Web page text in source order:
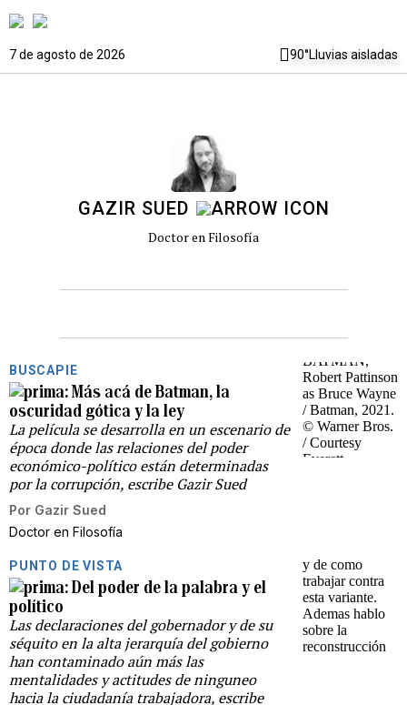
7 de agosto de 2026 90°Lluvias aisladas
GAZIR SUED
Doctor en Filosofía
BUSCAPIE
Más acá de Batman, la
oscuridad gótica y la ley
La película se desarrolla en un escenario de
época donde las relaciones del poder
económico-político están determinadas
por la corrupción, escribe Gazir Sued
Por Gazir Sued
Doctor en Filosofía
PUNTO DE VISTA
Del poder de la palabra y el
político
Las declaraciones del gobernador y de su
séquito en la alta jerarquía del gobierno
han contaminado aún más las
mentalidades y actitudes de ninguneo
hacia la ciudadanía trabajadora, escribe